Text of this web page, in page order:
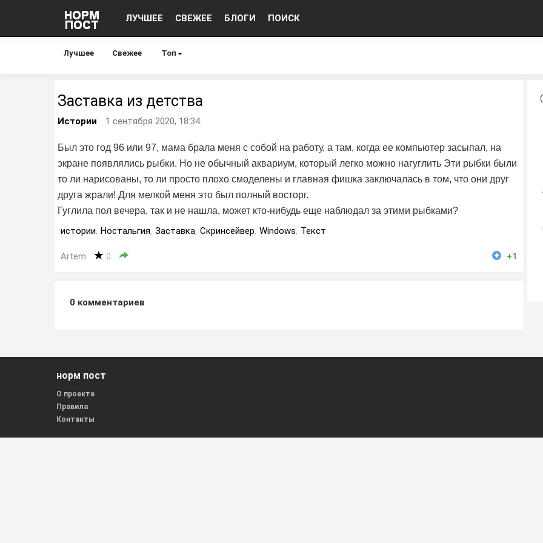
ЛУЧШЕЕ СВЕЖЕЕ БЛОГИ ПОИСК
Лучшее Свежее Топ
Заставка из детства
Истории 1 сентября 2020, 18:34
Был это год 96 или 97, мама брала меня с собой на работу, а там, когда ее компьютер засыпал, на
экране появлялись рыбки. Но не обычный аквариум, который легко можно нагуглить Эти рыбки были
то ли нарисованы, то ли просто плохо смоделены и главная фишка заключалась в том, что они друг
друга жрали! Для мелкой меня это был полный восторг.
Гуглила пол вечера, так и не нашла, может кто-нибудь еще наблюдал за этими рыбками?
истории, Ностальгия, Заставка, Скринсейвер, Windows, Текст
Artem 0 +1
0 комментариев
норм пост
О проекте
Правила
Контакты